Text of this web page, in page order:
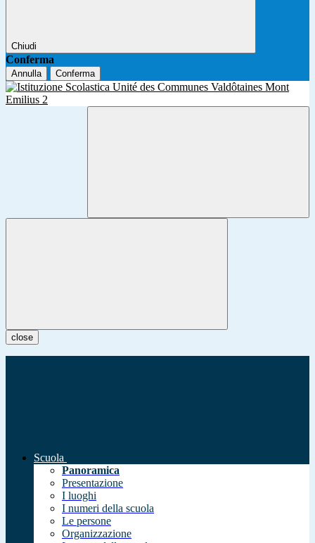
Chiudi
Conferma
Annulla Conferma
close
Scuola
Panoramica
Presentazione
I luoghi
I numeri della scuola
Le persone
Organizzazione